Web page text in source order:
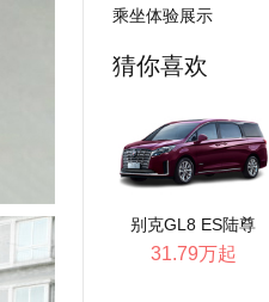
乘坐体验展示
猜你喜欢
别克GL8 ES陆尊
31.79万起